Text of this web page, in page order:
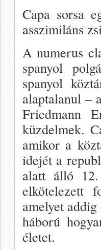
Capa sorsa
asszimiláns
A numerus
spa­nyol
spanyol
alaptalanul –
Friedmann
küzdelmek.
amikor a
idejét a
alatt álló
elkötelezett
amelyet
háború
életet.